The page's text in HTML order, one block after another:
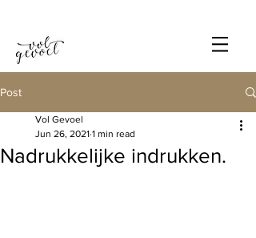
Post
Nadrukkelijke indrukken.
Vol Gevoel
Jun 26, 2021 1 min read